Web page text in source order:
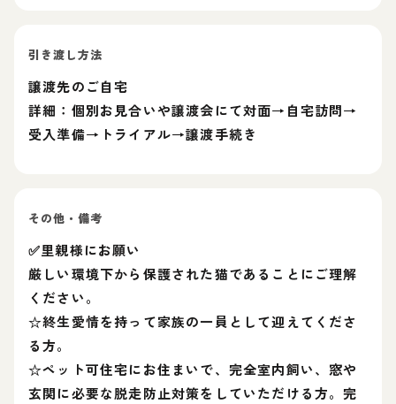
引き渡し方法
譲渡先のご自宅
詳細：個別お見合いや譲渡会にて対面→自宅訪問→
受入準備→トライアル→譲渡手続き
その他・備考
✅里親様にお願い
厳しい環境下から保護された猫であることにご理解
ください。
☆終生愛情を持って家族の一員として迎えてくださ
る方。
☆ペット可住宅にお住まいで、完全室内飼い、窓や
玄関に必要な脱走防止対策をしていただける方。完